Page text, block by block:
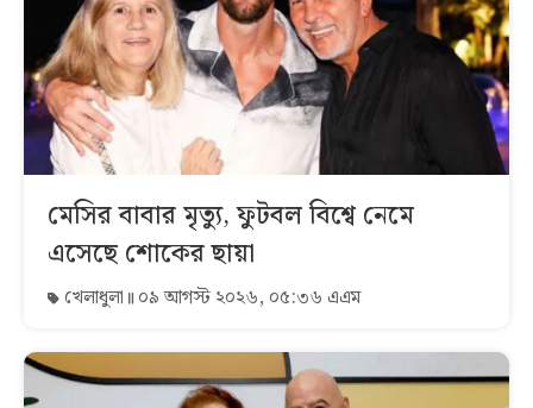
মেসির বাবার মৃত্যু, ফুটবল বিশ্বে নেমে
এসেছে শোকের ছায়া
খেলাধুলা ০৯ আগস্ট ২০২৬, ০৫:৩৬ এএম